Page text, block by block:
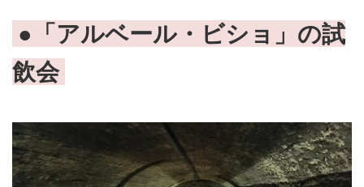
●「アルベール・ビショ」の試
飲会